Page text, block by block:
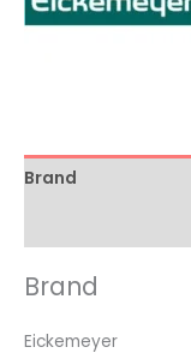
Brand
Brand
Eickemeyer